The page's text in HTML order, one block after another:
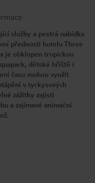
služby a pestrá nabídka
přednosti hotelu Three
je obklopen tropickou
dětské hřiště i
času mohou využít
v tyrkysových
zážitky zajistí
a zajímavé animační